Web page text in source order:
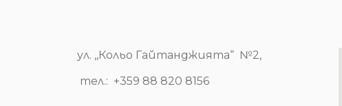
ул. ,,Кольо Гайтанджията“ №2,
тел.: +359 88 820 8156